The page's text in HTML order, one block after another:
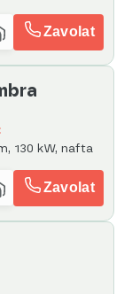
Zavolat
130 kW, nafta
Zavolat